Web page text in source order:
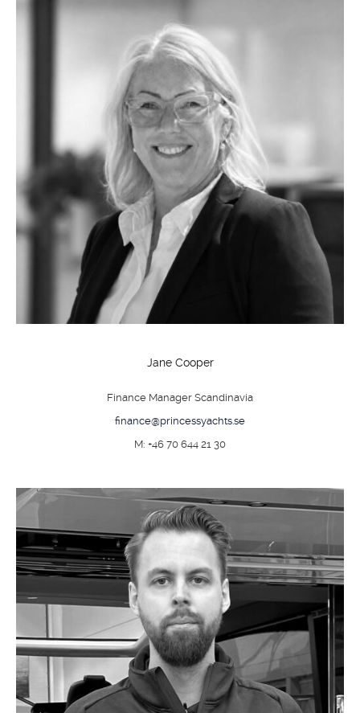
Jane Cooper
Finance Manager Scandinavia
finance@princessyachts.se
M: +46 70 644 21 30